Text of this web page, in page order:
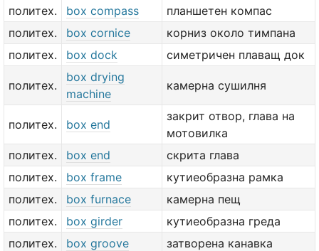
политех.
box compass
планшетен компас
политех.
box cornice
корниз около тимпана
политех.
box dock симетричен плаващ док
политех.
box drying
machine
камерна сушилня
политех. box end
закрит отвор, глава на
мотовилка
политех.
box end
скрита глава
политех.
box frame
кутиеобразна рамка
политех.
box furnace
камерна пещ
политех.
box girder
кутиеобразна греда
политех.
box groove
затворена канавка